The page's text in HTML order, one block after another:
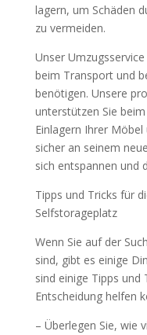
lagern, um Schäden
zu vermeiden.
Unser
beim Transport und
benötigen. Unsere
unterstützen Sie
Einlagern Ihrer
sicher an seinem
sich entspannen und
Tipps und Tricks für
Selfstorageplatz
Wenn Sie auf der
sind, gibt es einige
sind einige Tipps und
Entscheidung helfen
– Überlegen Sie, wie